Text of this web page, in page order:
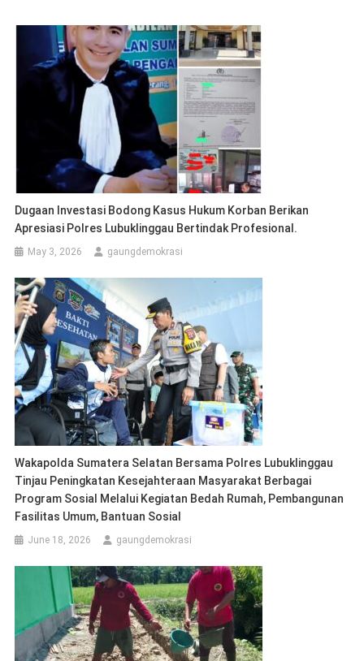
Dugaan Investasi Bodong Kasus Hukum Korban Berikan
Apresiasi Polres Lubuklinggau Bertindak Profesional.
May 3, 2026 gaungdemokrasi
Wakapolda Sumatera Selatan Bersama Polres Lubuklinggau
Tinjau Peningkatan Kesejahteraan Masyarakat Berbagai
Program Sosial Melalui Kegiatan Bedah Rumah, Pembangunan
Fasilitas Umum, Bantuan Sosial
June 18, 2026 gaungdemokrasi